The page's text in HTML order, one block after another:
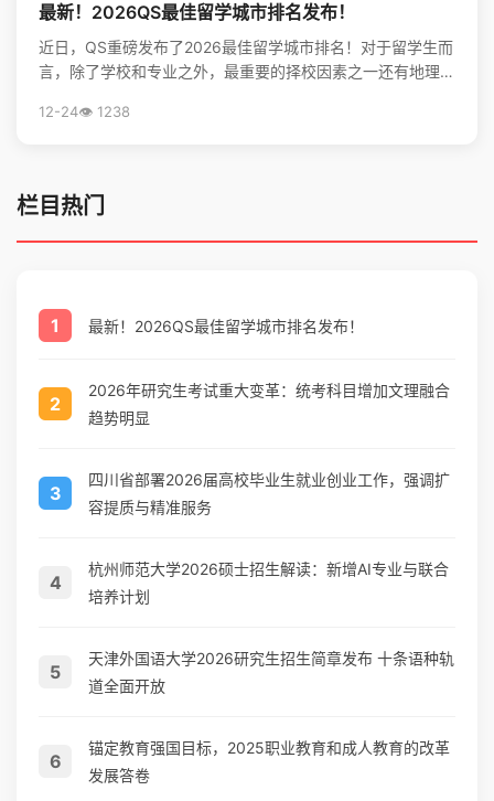
最新！2026QS最佳留学城市排名发布！
近日，QS重磅发布了2026最佳留学城市排名！对于留学生而
言，除了学校和专业之外，最重要的择校因素之一还有地理位
12-24👁️ 1238
栏目热门
1 最新！2026QS最佳留学城市排名发布！
2
2026年研究生考试重大变革：统考科目增加文理融合
趋势明显
3
四川省部署2026届高校毕业生就业创业工作，强调扩
容提质与精准服务
4
杭州师范大学2026硕士招生解读：新增AI专业与联合
培养计划
5
天津外国语大学2026研究生招生简章发布 十条语种轨
道全面开放
6
锚定教育强国目标，2025职业教育和成人教育的改革
发展答卷